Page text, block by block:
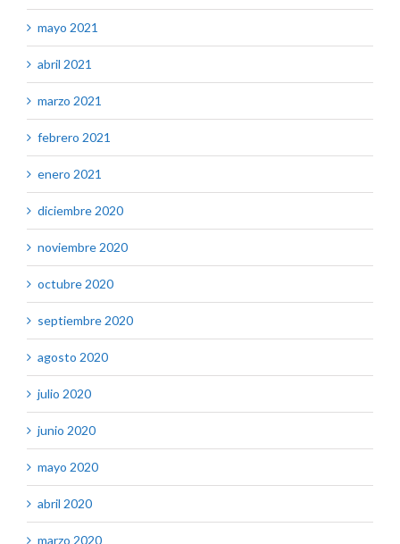
mayo 2021
abril 2021
marzo 2021
febrero 2021
enero 2021
diciembre 2020
noviembre 2020
octubre 2020
septiembre 2020
agosto 2020
julio 2020
junio 2020
mayo 2020
abril 2020
marzo 2020